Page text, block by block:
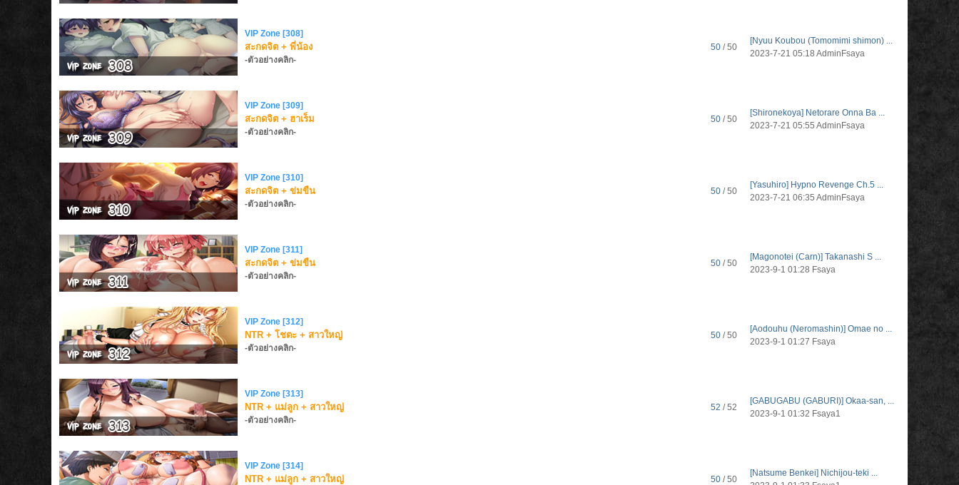
VIP Zone [308]
สะกดจิต + พี่น้อง
-ตัวอย่างคลิก-
50 / 50
[Nyuu Koubou (Tomomimi shimon) ...
2023-7-21 05:18 AdminFsaya
VIP Zone [309]
สะกดจิต + ฮาเร็ม
-ตัวอย่างคลิก-
50 / 50
[Shironekoya] Netorare Onna Ba ...
2023-7-21 05:55 AdminFsaya
VIP Zone [310]
สะกดจิต + ข่มขืน
-ตัวอย่างคลิก-
50 / 50
[Yasuhiro] Hypno Revenge Ch.5 ...
2023-7-21 06:35 AdminFsaya
VIP Zone [311]
สะกดจิต + ข่มขืน
-ตัวอย่างคลิก-
50 / 50
[Magonotei (Carn)] Takanashi S ...
2023-9-1 01:28 Fsaya
VIP Zone [312]
NTR + โชตะ + สาวใหญ่
-ตัวอย่างคลิก-
50 / 50
[Aodouhu (Neromashin)] Omae no ...
2023-9-1 01:27 Fsaya
VIP Zone [313]
NTR + แม่ลูก + สาวใหญ่
-ตัวอย่างคลิก-
52 / 52
[GABUGABU (GABURI)] Okaa-san, ...
2023-9-1 01:32 Fsaya1
VIP Zone [314]
NTR + แม่ลูก + สาวใหญ่ 50 / 50
[Natsume Benkei] Nichijou-teki ...